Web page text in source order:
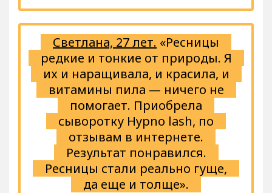
Светлана, 27 лет. «Ресницы
редкие и тонкие от природы. Я
их и наращивала, и красила, и
витамины пила — ничего не
помогает. Приобрела
сыворотку Hypno lash, по
отзывам в интернете.
Результат понравился.
Ресницы стали реально гуще,
да еще и толще».